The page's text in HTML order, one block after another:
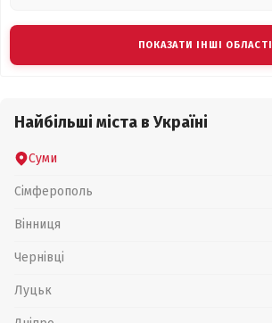
ПОКАЗАТИ ІНШІ ОБЛАСТІ
Найбільші міста в Україні
Суми
Сімферополь
Вінниця
Чернівці
Луцьк